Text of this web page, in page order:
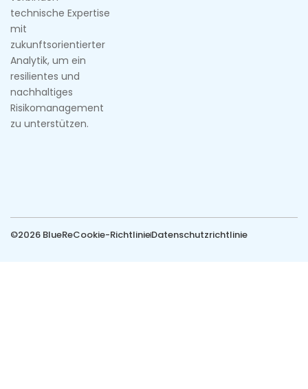
technische Expertise
mit
zukunftsorientierter
Analytik, um ein
resilientes und
nachhaltiges
Risikomanagement
zu unterstützen.
©2026 BlueReCookie-RichtlinieDatenschutzrichtlinie